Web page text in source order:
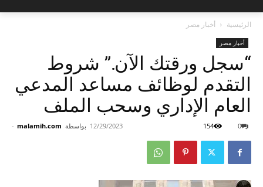
الرئيسية أخبار مصر
أخبار مصر
“سجل ورقتك الآن.” شروط
التقدم لوظائف مساعد المدعي
العام الإداري وسحب الملف
بواسطة malamih.com
- 12/29/2023 0
154